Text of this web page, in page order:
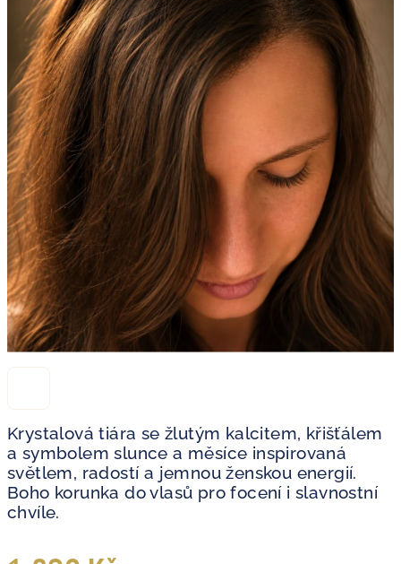
Krystalová tiára se žlutým kalcitem, křišťálem
a symbolem slunce a měsíce inspirovaná
světlem, radostí a jemnou ženskou energií.
Boho korunka do vlasů pro focení i slavnostní
chvíle.